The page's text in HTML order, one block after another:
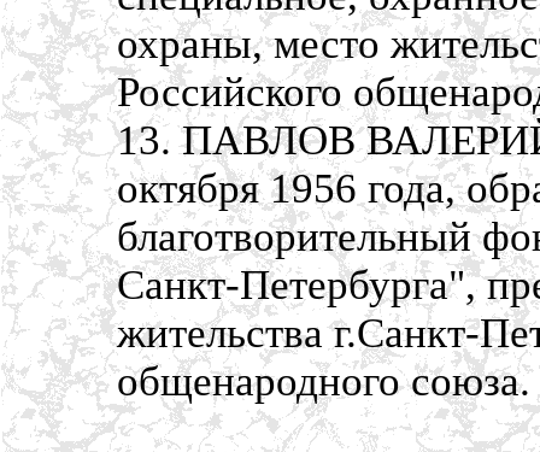
охраны, место
Российского
13. ПАВЛОВ
октября 1956 года,
благотворительный
Санкт-Петербурга",
жительства г.Санкт-
общенародного союза.